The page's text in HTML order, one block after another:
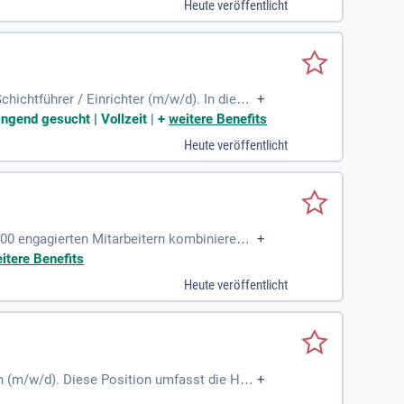
an der Rezeption und sorgst für ei
Prozesse!
Heute veröffentlicht
/ Einrichter (m/w/d). In dieser
koordinierst das Tagesgeschäft und st
implementierst kontinuierliche Verbesser
stabilen Produktionsablauf. Eng arbei
+
gesucht | Vollzeit |+weitere Benefits
Heute veröffentlicht
engagierten Mitarbeitern kombinieren
First" sichert höchste Standards für
Werden Sie Teil unseres Teams u
+
Benefits
Heute veröffentlicht
(m/w/d). Diese Position umfasst die Her
und Anlagen, garantieren die Qua
+